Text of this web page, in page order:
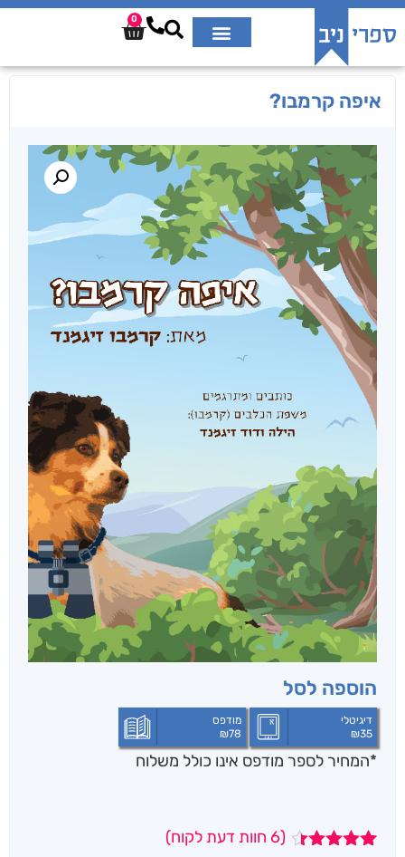
0
איפה קרמבו?
הוספה לסל
דיגיטלי
₪35
מודפס
₪78
*המחיר לספר מודפס אינו כולל משלוח
(
6 חוות דעת לקוח)